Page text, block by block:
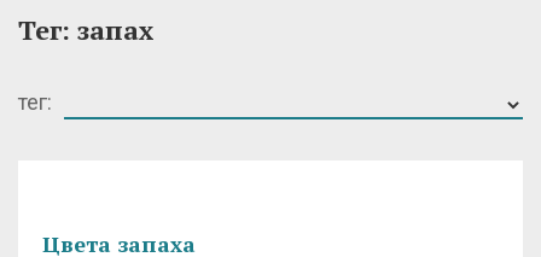
Тег: запах
тег:
Цвета запаха